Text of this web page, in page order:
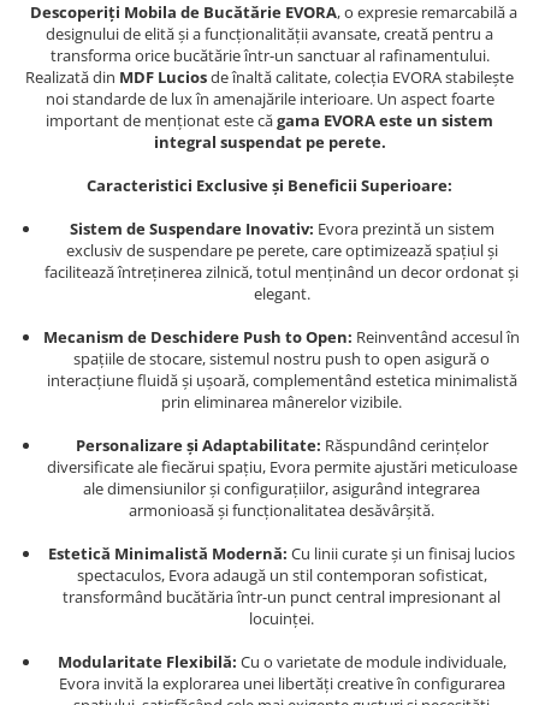
Descoperiți Mobila de Bucătărie EVORA, o expresie remarcabilă a
designului de elită și a funcționalității avansate, creată pentru a
transforma orice bucătărie într-un sanctuar al rafinamentului.
Realizată din MDF Luciosde înaltă calitate, colecția EVORA stabilește
noi standarde de lux în amenajările interioare. Un aspect foarte
important de menționat este căgama EVORA este un sistem
integral suspendat pe perete.
Caracteristici Exclusive și Beneficii Superioare:
Sistem de Suspendare Inovativ: Evora prezintă un sistem
exclusiv de suspendare pe perete, care optimizează spațiul și
facilitează întreținerea zilnică, totul menținând un decor ordonat și
elegant.
Mecanism de Deschidere Push to Open: Reinventând accesul în
spațiile de stocare, sistemul nostru push to open asigură o
interacțiune fluidă și ușoară, complementând estetica minimalistă
prin eliminarea mânerelor vizibile.
Personalizare și Adaptabilitate: Răspundând cerințelor
diversificate ale fiecărui spațiu, Evora permite ajustări meticuloase
ale dimensiunilor și configurațiilor, asigurând integrarea
armonioasă și funcționalitatea desăvârșită.
Estetică Minimalistă Modernă: Cu linii curate și un finisaj lucios
spectaculos, Evora adaugă un stil contemporan sofisticat,
transformând bucătăria într-un punct central impresionant al
locuinței.
Modularitate Flexibilă: Cu o varietate de module individuale,
Evora invită la explorarea unei libertăți creative în configurarea